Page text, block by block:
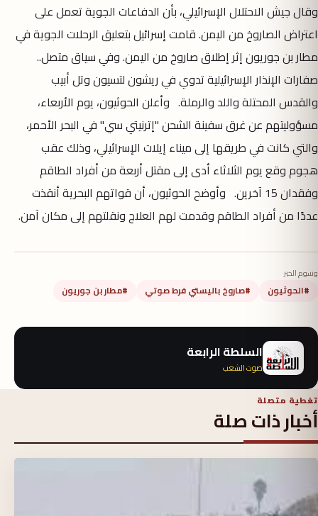
وقال جيش الاحتلال الإسرائيلي، بأن الدفاعات الجوية تعمل على
اعتراض الصاروخ من اليمن. قامت إسرائيل بتعليق الرحلات الجوية في
مطار بن جوريون إثر إطلاق صاروخ من اليمن. وفي سياق متصل..
صفارات الإنذار الإسرائيلية تدوي في ريشون لتسيون وتل أبيب
والقدس المحتلة واللد والرملة. وأعلن الحوثيون، يوم الأربعاء،
مسؤوليتهم عن غرق سفينة الشحن "إترنيتي سي" في البحر الأحمر،
والتي كانت في طريقها إلى ميناء إيلات الإسرائيلي، وذلك عقب
هجوم وقع يوم الثلاثاء أدى إلى مقتل أربعة من أفراد الطاقم
وفقدان 15 آخرين. وأوضح الحوثيون، أن قواتهم البحرية أنقذت
عددًا من أفراد الطاقم وقدمت لهم العلاج ونقلتهم إلى مكان آمن.
وسوم الخبر
#الحوثيون #صاروخ باليستي فرط صوتي #مطار بن جوريون
السلطة الرابعة
صوت الشعب
تغطية متصلة
أخبار ذات صلة